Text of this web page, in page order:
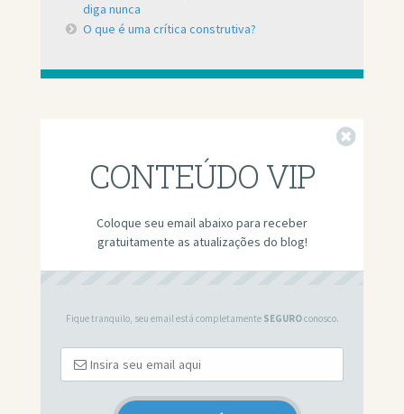
diga nunca
O que é uma crítica construtiva?
CONTEÚDO VIP
Coloque seu email abaixo para receber
gratuitamente as atualizações do blog!
Fique tranquilo, seu email está completamente SEGUROconosco.